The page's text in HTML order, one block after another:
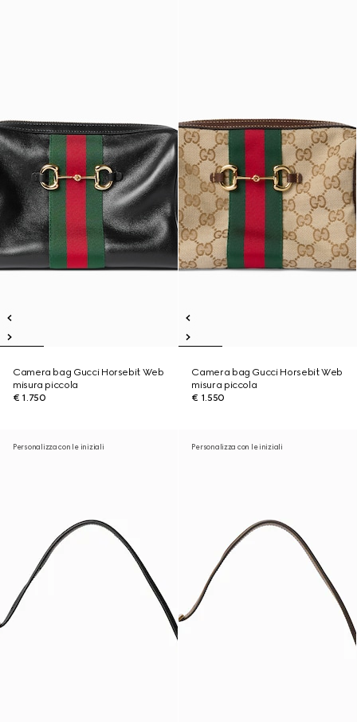
Camera bag Gucci Horsebit Web
misura piccola
€ 1.750
Camera bag Gucci Horsebit Web
misura piccola
€ 1.550
Personalizza con le iniziali Personalizza con le iniziali